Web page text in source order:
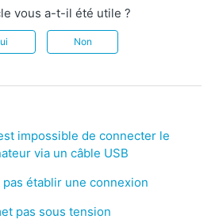
vous a-t-il été utile ?
Non
impossible de connecter le
via un câble USB
pas établir une connexion
pas sous tension